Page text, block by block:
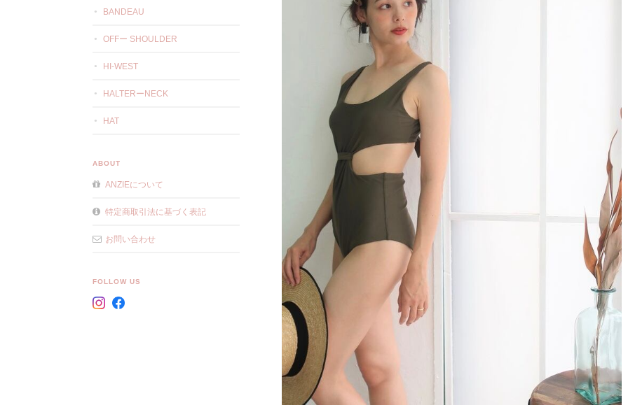
BANDEAU
OFFー SHOULDER
HI-WEST
HALTERーNECK
HAT
ABOUT
ANZIEについて
特定商取引法に基づく表記
お問い合わせ
FOLLOW US